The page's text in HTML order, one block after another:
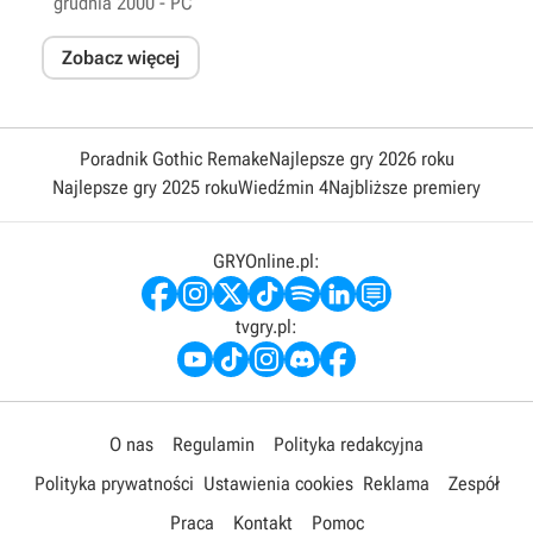
Zobacz więcej
Poradnik Gothic RemakeNajlepsze gry 2026 roku
Najlepsze gry 2025 rokuWiedźmin 4Najbliższe premiery
GRYOnline.pl:
tvgry.pl:
O nas Regulamin
Polityka redakcyjna
Polityka prywatności Ustawienia cookies Reklama
Zespół
Praca
Kontakt Pomoc